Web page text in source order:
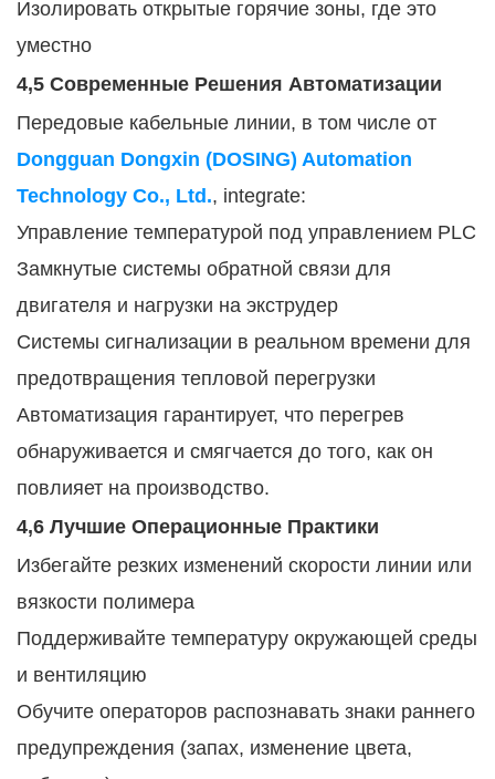
Изолировать открытые горячие зоны, где это
уместно
4,5 Современные Решения Автоматизации
Передовые кабельные линии, в том числе от
Dongguan Dongxin (DOSING) Automation
Technology Co., Ltd., integrate:
Управление температурой под управлением PLC
Замкнутые системы обратной связи для
двигателя и нагрузки на экструдер
Системы сигнализации в реальном времени для
предотвращения тепловой перегрузки
Автоматизация гарантирует, что перегрев
обнаруживается и смягчается до того, как он
повлияет на производство.
4,6 Лучшие Операционные Практики
Избегайте резких изменений скорости линии или
вязкости полимера
Поддерживайте температуру окружающей среды
и вентиляцию
Обучите операторов распознавать знаки раннего
предупреждения (запах, изменение цвета,